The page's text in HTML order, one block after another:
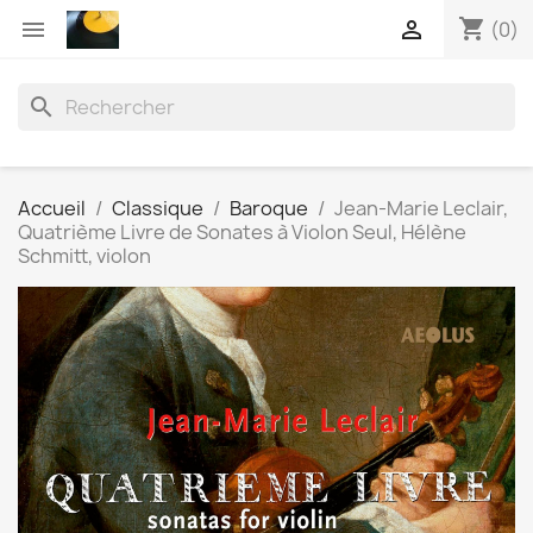
 shopping_cart (0)

search
Accueil Classique Baroque
Jean-Marie Leclair,
Quatrième Livre de Sonates à Violon Seul, Hélène
Schmitt, violon